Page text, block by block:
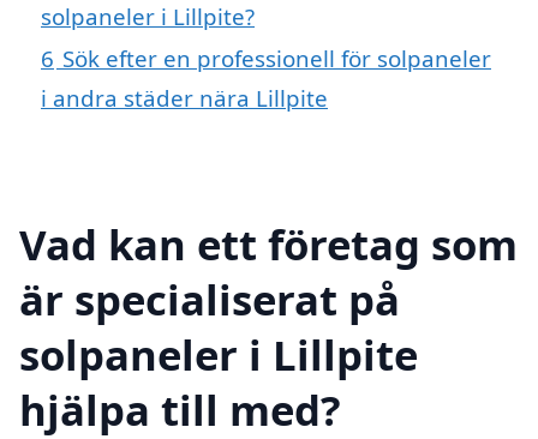
solpaneler i Lillpite?
6 Sök efter en professionell för solpaneler
i andra städer nära Lillpite
Vad kan ett företag som
är specialiserat på
solpaneler i Lillpite
hjälpa till med?